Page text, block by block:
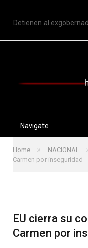
Detienen al
Navigate
Home » NACIONAL
Carmen por inseguridad
EU cierra su
Carmen por